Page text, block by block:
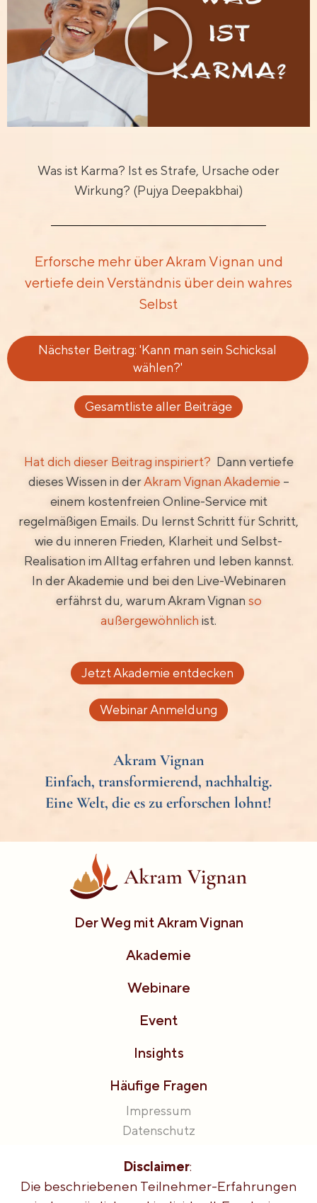
Was ist Karma? Ist es Strafe, Ursache oder
Wirkung? (Pujya Deepakbhai)
Erforsche mehr über Akram Vignan und
vertiefe dein Verständnis über dein wahres
Selbst
Nächster Beitrag: 'Kann man sein Schicksal
wählen?'
Gesamtliste aller Beiträge
Hat dich dieser Beitrag inspiriert? Dann vertiefe
dieses Wissen in derAkram Vignan Akademie–
einem kostenfreien Online-Service mit
regelmäßigen Emails. Du lernst Schritt für Schritt,
wie du inneren Frieden, Klarheit und Selbst-
Realisation im Alltag erfahren und leben kannst.
In der Akademie und bei den Live-Webinaren
erfährst du, warum Akram Vignan so
außergewöhnlich ist.
Jetzt Akademie entdecken
Webinar Anmeldung
Akram Vignan
Einfach, transformierend, nachhaltig.
Eine Welt, die es zu erforschen lohnt!
Der Weg mit Akram Vignan
Akademie
Webinare
Event
Insights
Häufige Fragen
Impressum
Datenschutz
Disclaimer:
Die beschriebenen Teilnehmer-Erfahrungen